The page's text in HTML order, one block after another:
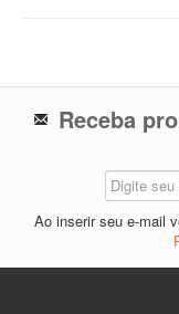
Receba
Ao inserir seu e-mail